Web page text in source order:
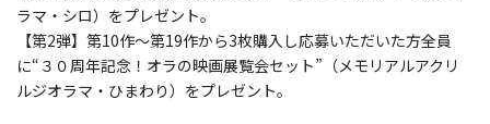
と一匹。いま、しんのすけとシロの命がけの逃亡劇がはじまる。
製作年度：2007
ラマ・シロ）をプレゼント。
【第2弾】第10作～第19作から3枚購入し応募いただいた方全員
に“３０周年記念！オラの映画展覧会セット”（メモリアルアクリ
ルジオラマ・ひまわり）をプレゼント。